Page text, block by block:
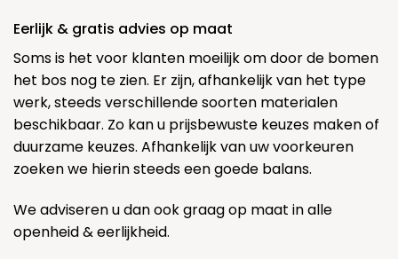
Eerlijk & gratis advies op maat
Soms is het voor klanten moeilijk om door de bomen
het bos nog te zien. Er zijn, afhankelijk van het type
werk, steeds verschillende soorten materialen
beschikbaar. Zo kan u prijsbewuste keuzes maken of
duurzame keuzes. Afhankelijk van uw voorkeuren
zoeken we hierin steeds een goede balans.
We adviseren u dan ook graag op maat in alle
openheid & eerlijkheid.